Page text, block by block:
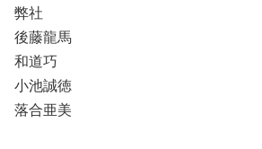
弊社
後藤龍馬
和道巧
小池誠徳
落合亜美